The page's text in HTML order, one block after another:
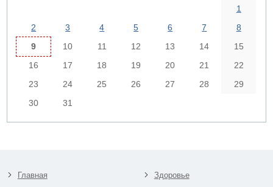
1
2
3 4 5 6 7
8
9
10 11 12 13 14
15
16
17 18 19 20 21
22
23
24 25 26 27 28
29
30
31
Главная
Здоровье